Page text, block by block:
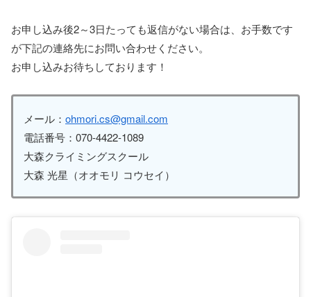
お申し込み後2～3日たっても返信がない場合は、お手数です
が下記の連絡先にお問い合わせください。
お申し込みお待ちしております！
メール： ohmori.cs@gmail.com
電話番号：070-4422-1089
大森クライミングスクール
大森 光星（オオモリ コウセイ）